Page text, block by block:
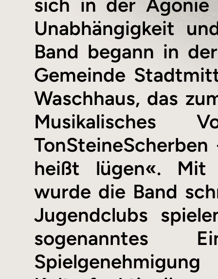
sich in der Agonie
Unabhängigkeit
Band begann in
Gemeinde
Waschhaus, das
Musikalisches
heißt lügen«. Mit
wurde die Band
Jugendclubs
sogenanntes